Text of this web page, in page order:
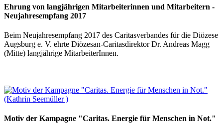
Ehrung von langjährigen Mitarbeiterinnen und Mitarbeitern -
Neujahresempfang 2017
Beim Neujahresempfang 2017 des Caritasverbandes für die Diözese
Augsburg e. V. ehrte Diözesan-Caritasdirektor Dr. Andreas Magg
(Mitte) langjährige MitarbeiterInnen.
Motiv der Kampagne "Caritas. Energie für Menschen in Not."